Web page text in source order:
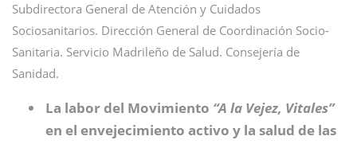
Subdirectora General de Atención y Cuidados
Sociosanitarios. Dirección General de Coordinación Socio-
Sanitaria. Servicio Madrileño de Salud. Consejería de
Sanidad.
La labor del Movimiento “A la Vejez, Vitales”
en el envejecimiento activo y la salud de las